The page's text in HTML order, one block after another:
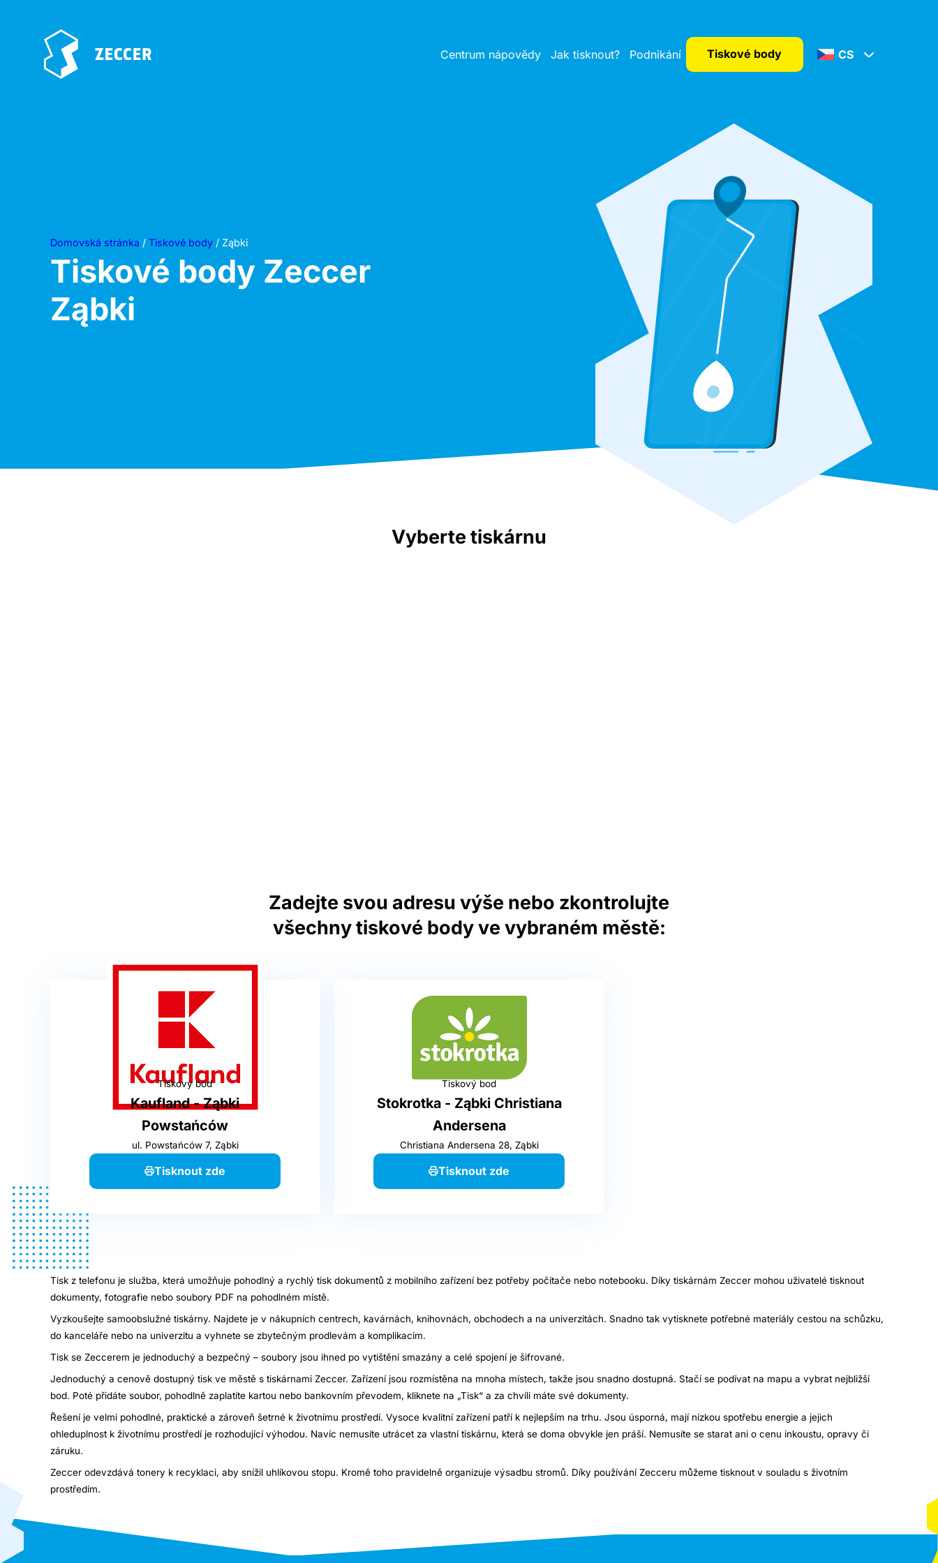
Centrum nápovědy Jak tisknout? Podnikání Tiskové body CS
Domovská stránka / Tiskové body / Ząbki
Tiskové body Zeccer
Ząbki
Vyberte tiskárnu
Zadejte svou adresu výše nebo zkontrolujte
všechny tiskové body ve vybraném městě:
Tiskový bod
Kaufland - Ząbki
Powstańców
ul. Powstańców 7, Ząbki
Tisknout zde
Tiskový bod
Stokrotka - Ząbki Christiana
Andersena
Christiana Andersena 28, Ząbki
Tisknout zde
Tisk z telefonu je služba, která umožňuje pohodlný a rychlý tisk dokumentů z mobilního zařízení bez potřeby počítače nebo notebooku. Díky tiskárnám Zeccer mohou uživatelé tisknout
dokumenty, fotografie nebo soubory PDF na pohodlném místě.
Vyzkoušejte samoobslužné tiskárny. Najdete je v nákupních centrech, kavárnách, knihovnách, obchodech a na univerzitách. Snadno tak vytisknete potřebné materiály cestou na schůzku,
do kanceláře nebo na univerzitu a vyhnete se zbytečným prodlevám a komplikacím.
Tisk se Zeccerem je jednoduchý a bezpečný – soubory jsou ihned po vytištění smazány a celé spojení je šifrované.
Jednoduchý a cenově dostupný tisk ve městě s tiskárnami Zeccer. Zařízení jsou rozmístěna na mnoha místech, takže jsou snadno dostupná. Stačí se podívat na mapu a vybrat nejbližší
bod. Poté přidáte soubor, pohodlně zaplatíte kartou nebo bankovním převodem, kliknete na „Tisk“ a za chvíli máte své dokumenty.
Řešení je velmi pohodlné, praktické a zároveň šetrné k životnímu prostředí. Vysoce kvalitní zařízení patří k nejlepším na trhu. Jsou úsporná, mají nízkou spotřebu energie a jejich
ohleduplnost k životnímu prostředí je rozhodující výhodou. Navíc nemusíte utrácet za vlastní tiskárnu, která se doma obvykle jen práší. Nemusíte se starat ani o cenu inkoustu, opravy či
záruku.
Zeccer odevzdává tonery k recyklaci, aby snížil uhlíkovou stopu. Kromě toho pravidelně organizuje výsadbu stromů. Díky používání Zecceru můžeme tisknout v souladu s životním
prostředím.